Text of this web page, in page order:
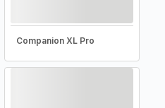
Companion XL Pro